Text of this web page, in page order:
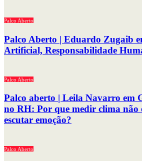
Palco Aberto
Palco Aberto | Eduardo Zugaib
Artificial, Responsabilidade
Palco Aberto
Palco aberto | Leila Navarro em
no RH: Por que medir clima não
escutar emoção?
Palco Aberto